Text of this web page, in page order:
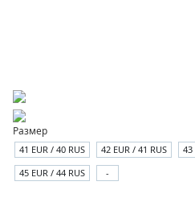
Размер
41 EUR / 40 RUS 42 EUR / 41 RUS 43
45 EUR / 44 RUS
-